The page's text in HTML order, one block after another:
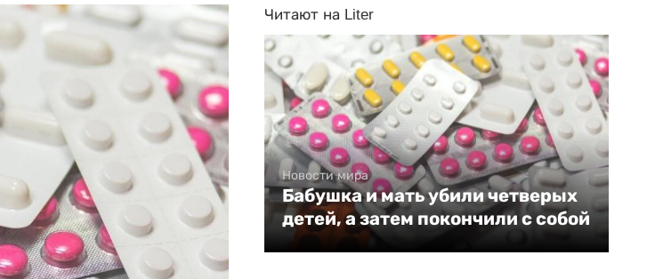
Читают на Liter
Новости мира
Бабушка и мать убили четверых
детей, а затем покончили с собой